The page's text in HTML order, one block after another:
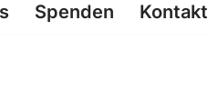
Spenden Kontakt